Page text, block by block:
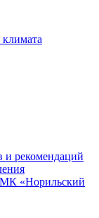
и рекомендаций
«Норильский